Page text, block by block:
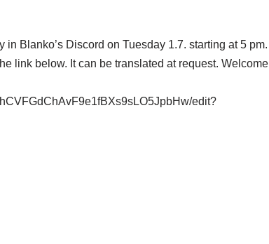
Blanko’s Discord on Tuesday 1.7. starting at 5 pm.
link below. It can be translated at request. Welcome
edit?